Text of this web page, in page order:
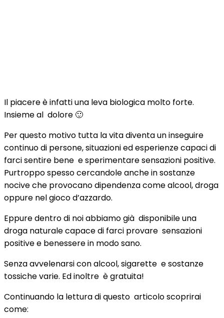
Il piacere è infatti una leva biologica molto forte.
Insieme al dolore 🙂
Per questo motivo tutta la vita diventa un inseguire
continuo di persone, situazioni ed esperienze capaci di
farci sentire bene e sperimentare sensazioni positive.
Purtroppo spesso cercandole anche in sostanze
nocive che provocano dipendenza come alcool, droga
oppure nel gioco d’azzardo.
Eppure dentro di noi abbiamo già disponibile una
droga naturale capace di farci provare sensazioni
positive e benessere in modo sano.
Senza avvelenarsi con alcool, sigarette e sostanze
tossiche varie. Ed inoltre è gratuita!
Continuando la lettura di questo articolo scoprirai
come: